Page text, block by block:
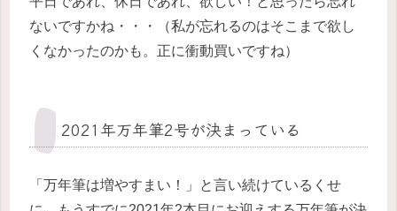
ないですかね・・・（私が忘れるのはそこまで欲し
くなかったのかも。正に衝動買いですね）
2021年万年筆2号が決まっている
「万年筆は増やすまい！」と言い続けているくせ